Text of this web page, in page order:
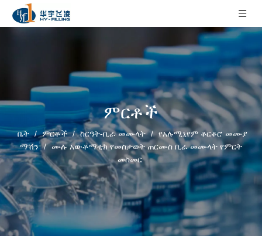
ምርቶች
ቤት / ምርቶች / ስርዓት-ቢራ መሙላት / የአሉሚኒየም ቆርቆሮ መሙያ
ማሽን / ሙሉ አውቶማቲክ የመስታወት ጠርሙስ ቢራ መሙላት የምርት
መስመር